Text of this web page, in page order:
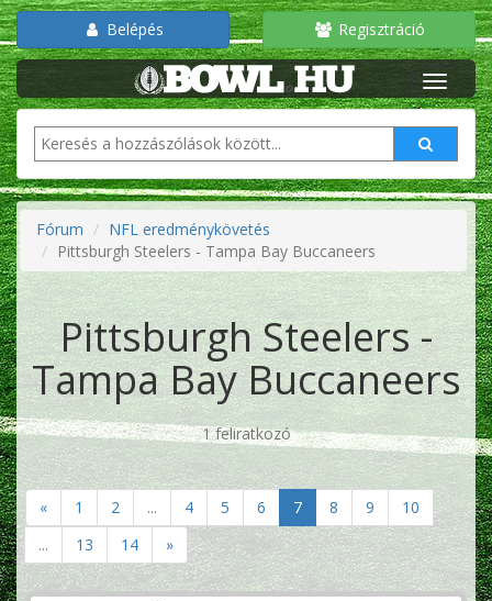
Belépés Regisztráció
Fórum
NFL eredménykövetés
Pittsburgh Steelers - Tampa Bay Buccaneers
Pittsburgh Steelers -
Tampa Bay Buccaneers
1 feliratkozó
« 1 2 ... 4 5 6 7 8 9
10
...
13 14 »